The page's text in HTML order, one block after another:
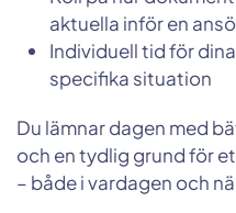
aktuella inför en
Individuell tid för
specifika situation
Du lämnar dagen med
och en tydlig grund för
– både i vardagen och